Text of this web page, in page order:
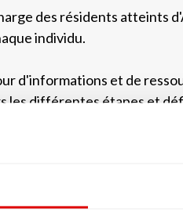
des résidents atteints
individu.
d'informations et de
les différentes étapes et
les meilleures
pour améliorer la